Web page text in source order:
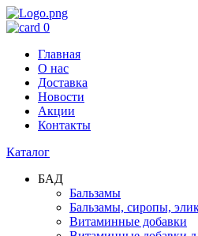
0
Главная
О нас
Доставка
Новости
Акции
Контакты
Каталог
БАД
Бальзамы
Бальзамы, сиропы,
Витаминные добавки